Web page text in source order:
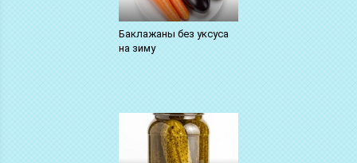
Баклажаны без уксуса
на зиму